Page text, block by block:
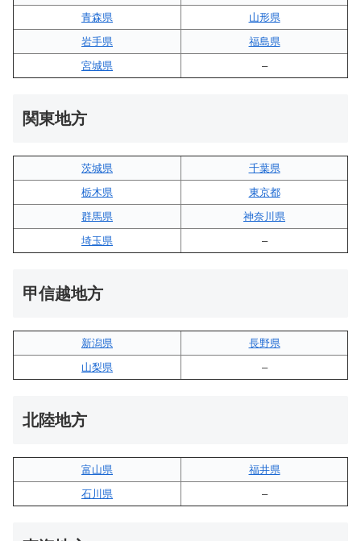
青森県
山形県
岩手県
福島県
宮城県
–
関東地方
茨城県
千葉県
栃木県
東京都
群馬県
神奈川県
埼玉県
–
甲信越地方
新潟県
長野県
山梨県
–
北陸地方
富山県
福井県
石川県
–